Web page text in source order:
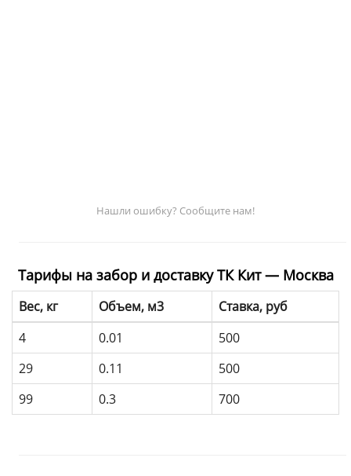
Нашли ошибку? Сообщите нам!
Тарифы на забор и доставку ТК Кит — Москва
Вес, кг Объем, м3
Ставка, руб
4
0.01
500
29
0.11
500
99
0.3 700